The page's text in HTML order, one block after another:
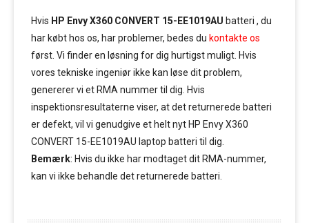
Hvis HP Envy X360 CONVERT 15-EE1019AU batteri , du
har købt hos os, har problemer, bedes du kontakte os
først. Vi finder en løsning for dig hurtigst muligt. Hvis
vores tekniske ingeniør ikke kan løse dit problem,
genererer vi et RMA nummer til dig. Hvis
inspektionsresultaterne viser, at det returnerede batteri
er defekt, vil vi genudgive et helt nyt HP Envy X360
CONVERT 15-EE1019AU laptop batteri til dig.
Bemærk: Hvis du ikke har modtaget dit RMA-nummer,
kan vi ikke behandle det returnerede batteri.